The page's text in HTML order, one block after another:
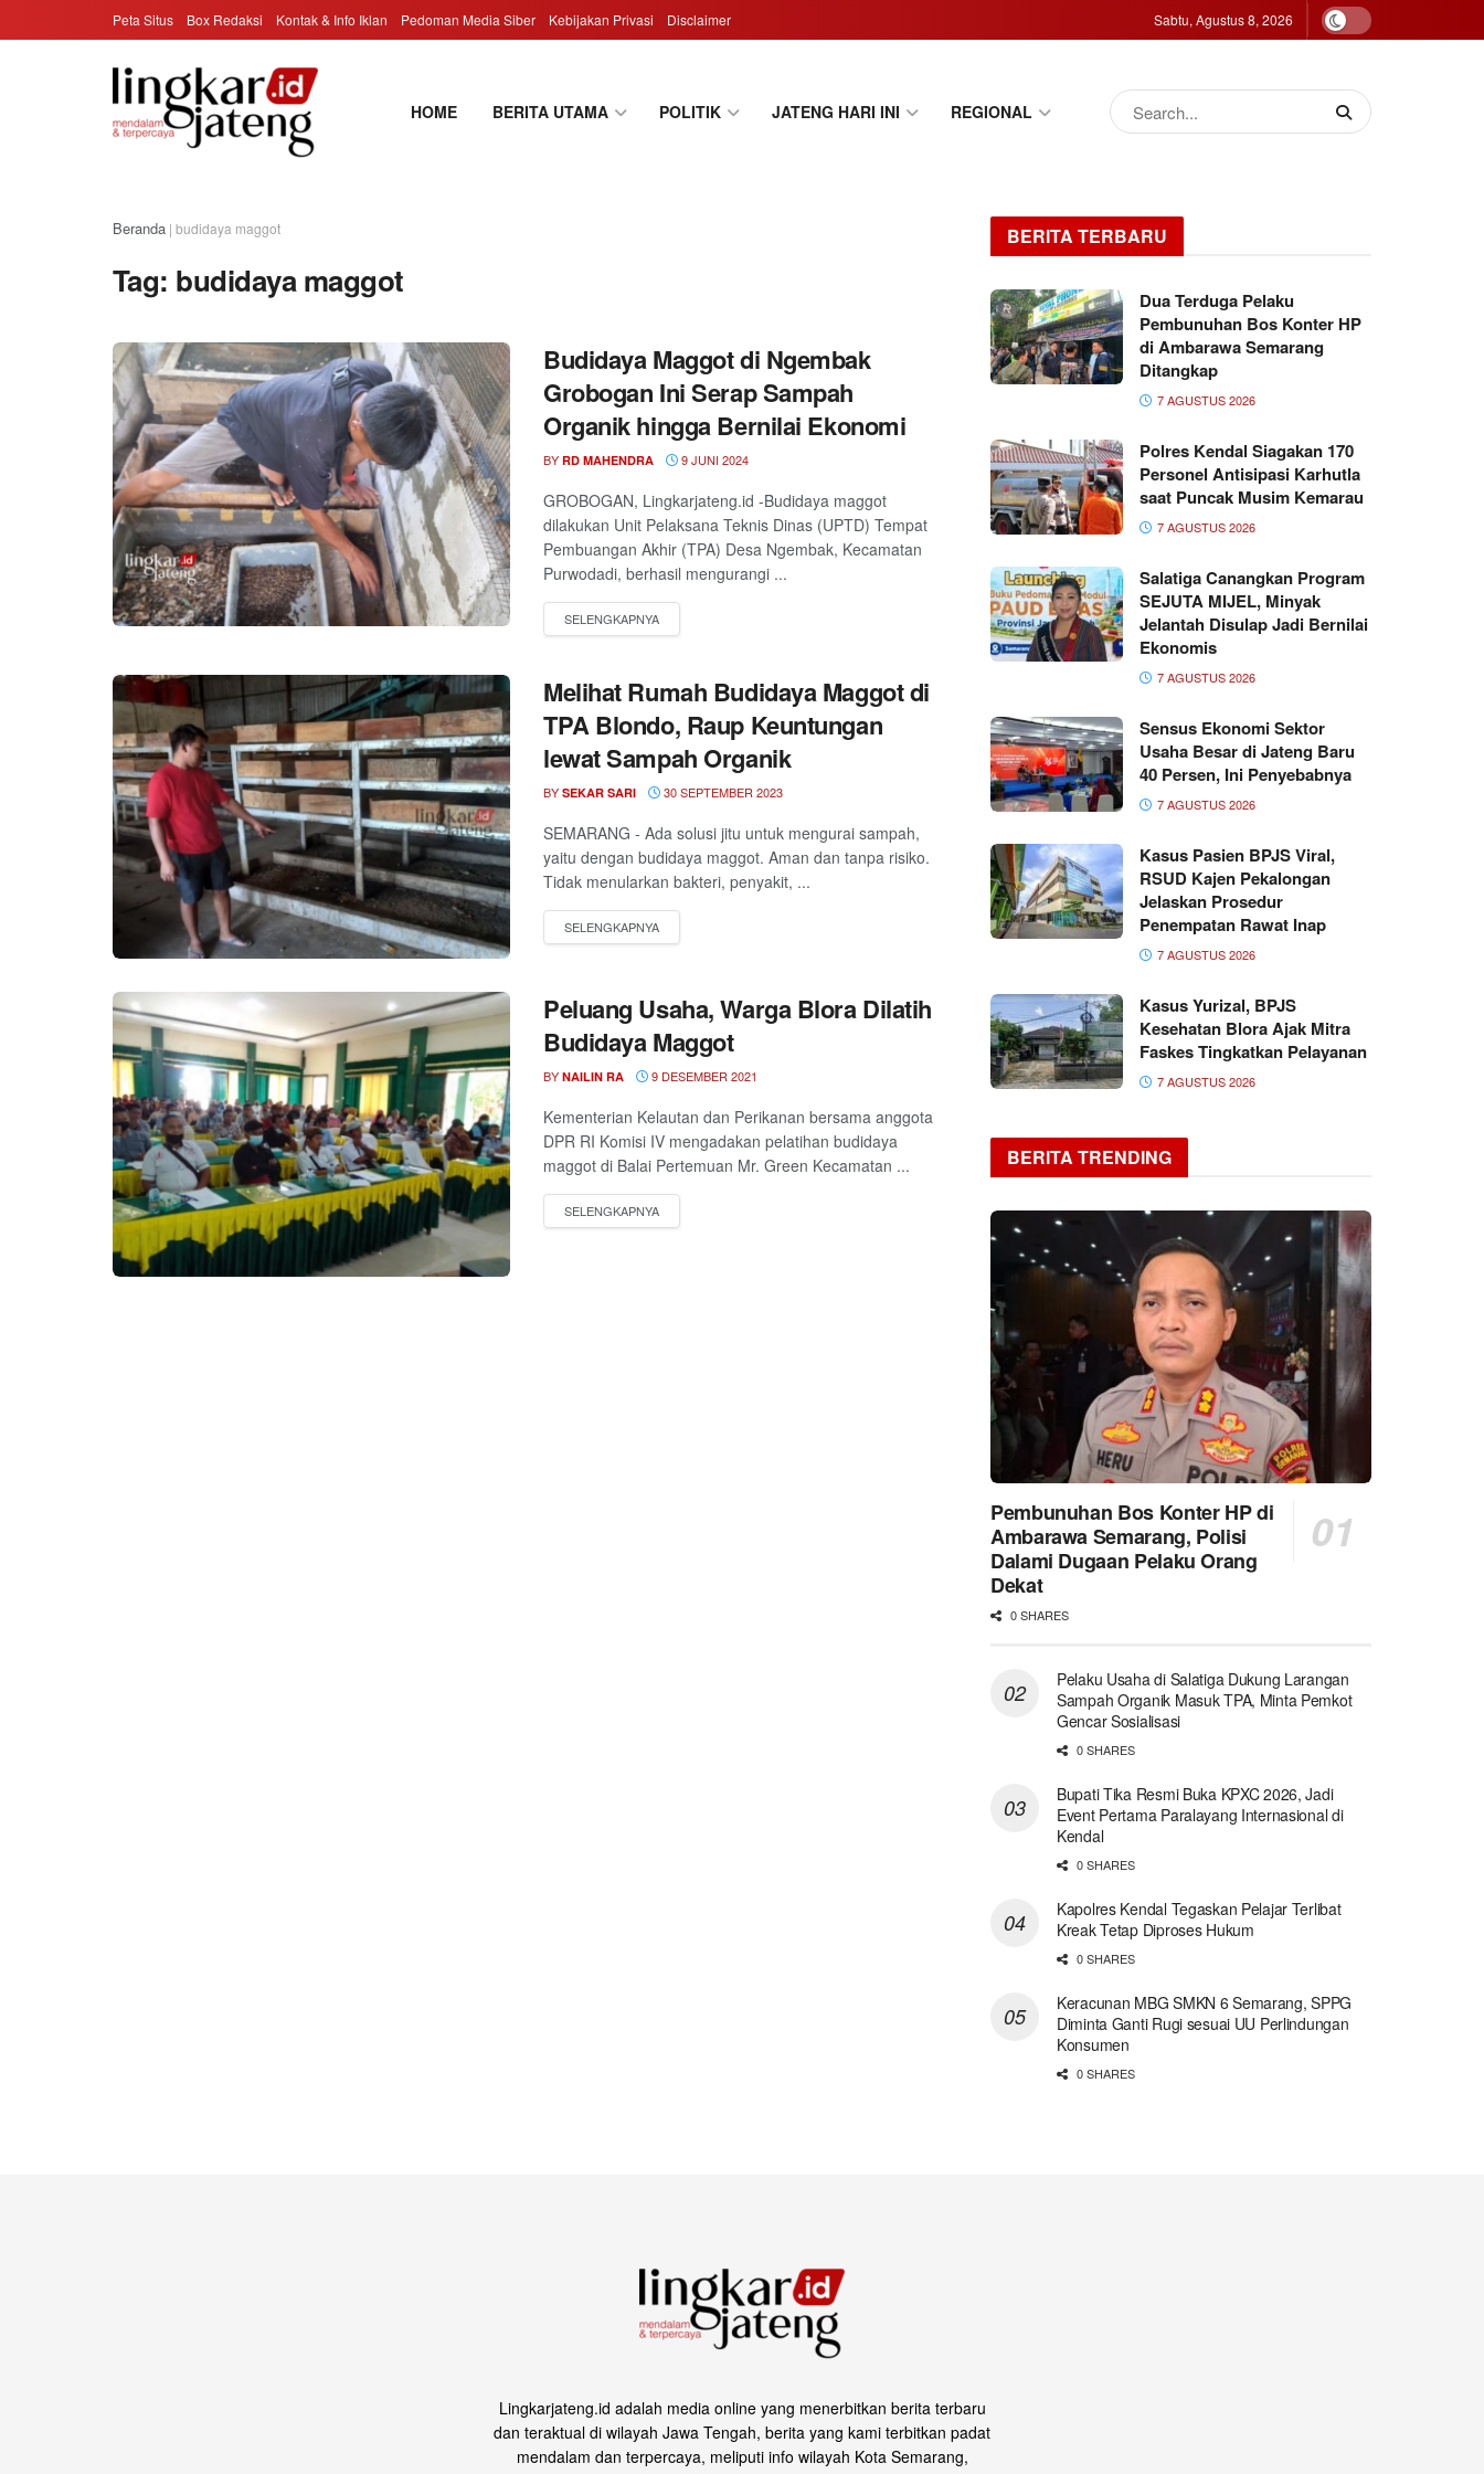
Peta Situs Box Redaksi Kontak & Info Iklan Pedoman Media Siber Kebijakan Privasi Disclaimer Sabtu, Agustus 8, 2026
HOME BERITA UTAMA POLITIK JATENG HARI INI REGIONAL
Beranda | budidaya maggot
Tag: budidaya maggot
Budidaya Maggot di Ngembak
Grobogan Ini Serap Sampah
Organik hingga Bernilai Ekonomi
BY RD MAHENDRA 9 JUNI 2024
GROBOGAN, Lingkarjateng.id -Budidaya maggot
dilakukan Unit Pelaksana Teknis Dinas (UPTD) Tempat
Pembuangan Akhir (TPA) Desa Ngembak, Kecamatan
Purwodadi, berhasil mengurangi ...
Melihat Rumah Budidaya Maggot di
TPA Blondo, Raup Keuntungan
lewat Sampah Organik
BY SEKAR SARI 30 SEPTEMBER 2023
SEMARANG - Ada solusi jitu untuk mengurai sampah,
yaitu dengan budidaya maggot. Aman dan tanpa risiko.
Tidak menularkan bakteri, penyakit, ...
Peluang Usaha, Warga Blora Dilatih
Budidaya Maggot
BY NAILIN RA 9 DESEMBER 2021
Kementerian Kelautan dan Perikanan bersama anggota
DPR RI Komisi IV mengadakan pelatihan budidaya
maggot di Balai Pertemuan Mr. Green Kecamatan ...
BERITA TERBARU
Dua Terduga Pelaku
Pembunuhan Bos Konter HP
di Ambarawa Semarang
Ditangkap
7 AGUSTUS 2026
Polres Kendal Siagakan 170
Personel Antisipasi Karhutla
saat Puncak Musim Kemarau
7 AGUSTUS 2026
Salatiga Canangkan Program
SEJUTA MIJEL, Minyak
Jelantah Disulap Jadi Bernilai
Ekonomis
7 AGUSTUS 2026
Sensus Ekonomi Sektor
Usaha Besar di Jateng Baru
40 Persen, Ini Penyebabnya
7 AGUSTUS 2026
Kasus Pasien BPJS Viral,
RSUD Kajen Pekalongan
Jelaskan Prosedur
Penempatan Rawat Inap
7 AGUSTUS 2026
Kasus Yurizal, BPJS
Kesehatan Blora Ajak Mitra
Faskes Tingkatkan Pelayanan
7 AGUSTUS 2026
BERITA TRENDING
Pembunuhan Bos Konter HP di
Ambarawa Semarang, Polisi
Dalami Dugaan Pelaku Orang
Dekat
0 SHARES
Pelaku Usaha di Salatiga Dukung Larangan
Sampah Organik Masuk TPA, Minta Pemkot
Gencar Sosialisasi
0 SHARES
Bupati Tika Resmi Buka KPXC 2026, Jadi
Event Pertama Paralayang Internasional di
Kendal
0 SHARES
Kapolres Kendal Tegaskan Pelajar Terlibat
Kreak Tetap Diproses Hukum
0 SHARES
Keracunan MBG SMKN 6 Semarang, SPPG
Diminta Ganti Rugi sesuai UU Perlindungan
Konsumen
0 SHARES
Lingkarjateng.id adalah media online yang menerbitkan berita terbaru
dan teraktual di wilayah Jawa Tengah, berita yang kami terbitkan padat
mendalam dan terpercaya, meliputi info wilayah Kota Semarang,